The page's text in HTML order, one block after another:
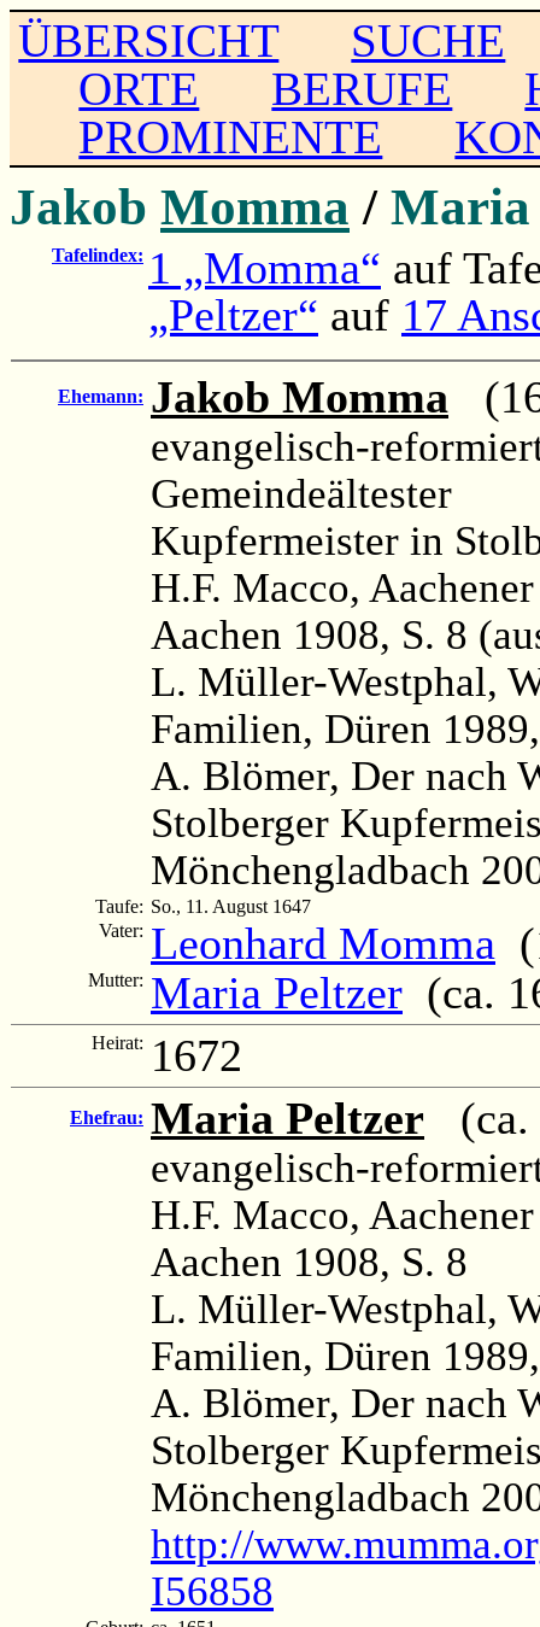
ÜBERSICHT
SUCHE
ORTE
BERUFE
PROMINENTE
Jakob Momma /
Tafelindex: 1 „Momma“ auf
„Peltzer“ auf 17
Ehemann: Jakob Momma
evangelisch-
Gemeindeältester
Kupfermeister in
H.F. Macco,
Aachen 1908, S. 8
L. Müller-Westphal,
Familien, Düren
A. Blömer, Der nach
Stolberger
Mönchengladbach
Taufe: So., 11. August 1647
Vater: Leonhard Momma
Mutter: Maria Peltzer (ca.
Heirat: 1672
Ehefrau: Maria Peltzer (ca.
evangelisch-
H.F. Macco,
Aachen 1908, S. 8
L. Müller-Westphal,
Familien, Düren
A. Blömer, Der nach
Stolberger
Mönchengladbach
http://
I56858